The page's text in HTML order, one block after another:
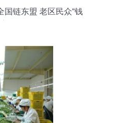
国链东盟 老区民众“钱